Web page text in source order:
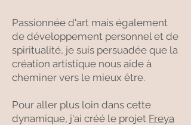
Passionnée d'art mais également
de développement personnel et de
spiritualité, je suis persuadée que la
création artistique nous aide à
cheminer vers le mieux être.
Pour aller plus loin dans cette
dynamique, j'ai créé le projet Freya